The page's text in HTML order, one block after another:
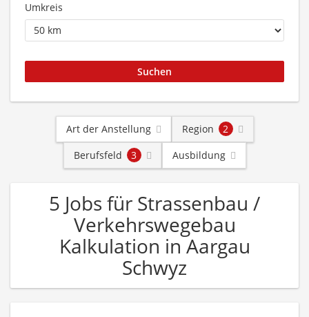
Umkreis
Art der Anstellung Region
2
Berufsfeld
3 Ausbildung
5 Jobs für Strassenbau /
Verkehrswegebau
Kalkulation in Aargau
Schwyz